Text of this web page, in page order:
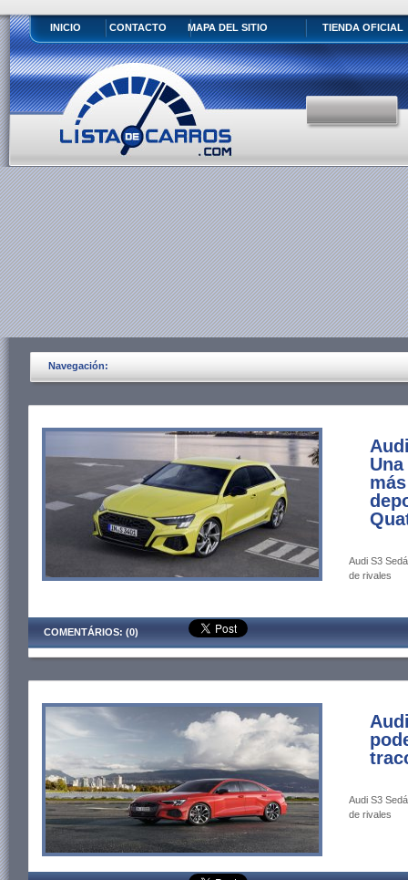
INICIO CONTACTO MAPA DEL SITIO TIENDA OFICIAL
Navegación:
Audi S3
de rivales
COMENTÁRIOS: (0)
Audi S3
de rivales